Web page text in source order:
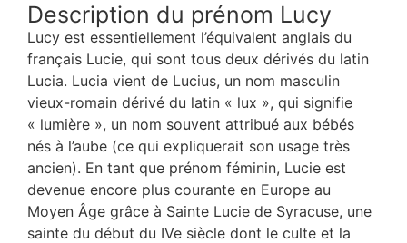
Description du prénom Lucy
Lucy est essentiellement l’équivalent anglais du
français Lucie, qui sont tous deux dérivés du latin
Lucia. Lucia vient de Lucius, un nom masculin
vieux-romain dérivé du latin « lux », qui signifie
« lumière », un nom souvent attribué aux bébés
nés à l’aube (ce qui expliquerait son usage très
ancien). En tant que prénom féminin, Lucie est
devenue encore plus courante en Europe au
Moyen Âge grâce à Sainte Lucie de Syracuse, une
sainte du début du IVe siècle dont le culte et la